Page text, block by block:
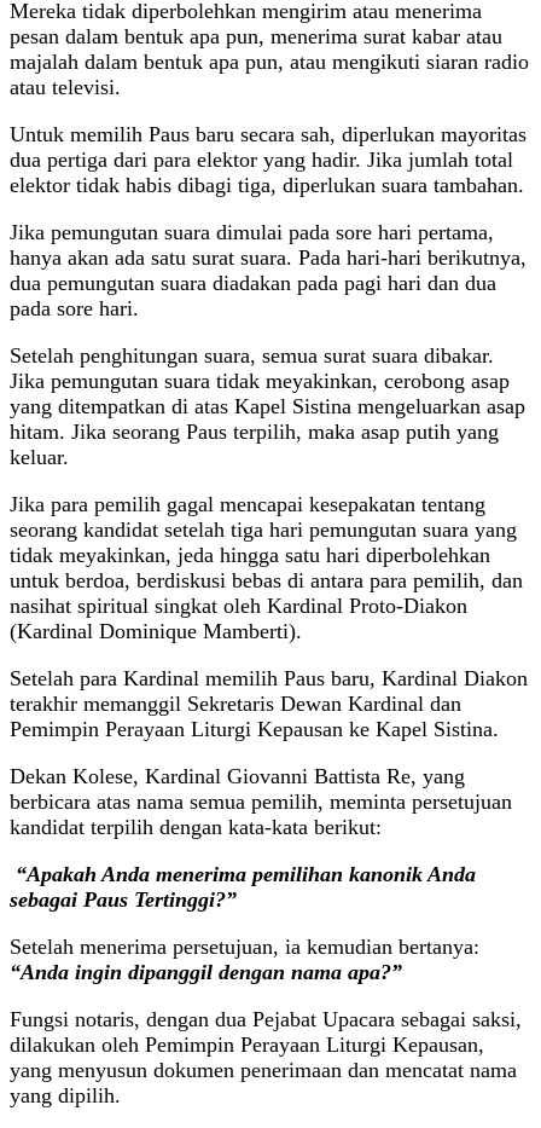
Mereka tidak diperbolehkan mengirim atau menerima
pesan dalam bentuk apa pun, menerima surat kabar atau
majalah dalam bentuk apa pun, atau mengikuti siaran radio
atau televisi.
Untuk memilih Paus baru secara sah, diperlukan mayoritas
dua pertiga dari para elektor yang hadir. Jika jumlah total
elektor tidak habis dibagi tiga, diperlukan suara tambahan.
Jika pemungutan suara dimulai pada sore hari pertama,
hanya akan ada satu surat suara. Pada hari-hari berikutnya,
dua pemungutan suara diadakan pada pagi hari dan dua
pada sore hari.
Setelah penghitungan suara, semua surat suara dibakar.
Jika pemungutan suara tidak meyakinkan, cerobong asap
yang ditempatkan di atas Kapel Sistina mengeluarkan asap
hitam. Jika seorang Paus terpilih, maka asap putih yang
keluar.
Jika para pemilih gagal mencapai kesepakatan tentang
seorang kandidat setelah tiga hari pemungutan suara yang
tidak meyakinkan, jeda hingga satu hari diperbolehkan
untuk berdoa, berdiskusi bebas di antara para pemilih, dan
nasihat spiritual singkat oleh Kardinal Proto-Diakon
(Kardinal Dominique Mamberti).
Setelah para Kardinal memilih Paus baru, Kardinal Diakon
terakhir memanggil Sekretaris Dewan Kardinal dan
Pemimpin Perayaan Liturgi Kepausan ke Kapel Sistina.
Dekan Kolese, Kardinal Giovanni Battista Re, yang
berbicara atas nama semua pemilih, meminta persetujuan
kandidat terpilih dengan kata-kata berikut:
“Apakah Anda menerima pemilihan kanonik Anda
sebagai Paus Tertinggi?”
Setelah menerima persetujuan, ia kemudian bertanya:
“Anda ingin dipanggil dengan nama apa?”
Fungsi notaris, dengan dua Pejabat Upacara sebagai saksi,
dilakukan oleh Pemimpin Perayaan Liturgi Kepausan,
yang menyusun dokumen penerimaan dan mencatat nama
yang dipilih.